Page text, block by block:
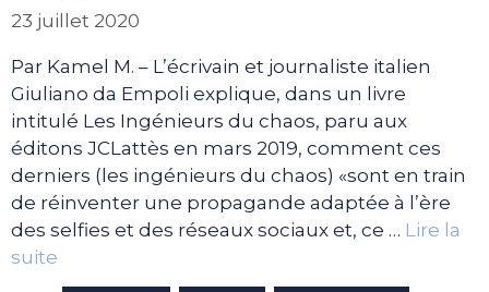
23 juillet 2020
Par Kamel M. – L’écrivain et journaliste italien
Giuliano da Empoli explique, dans un livre
intitulé Les Ingénieurs du chaos, paru aux
éditons JCLattès en mars 2019, comment ces
derniers (les ingénieurs du chaos) «sont en train
de réinventer une propagande adaptée à l’ère
des selfies et des réseaux sociaux et, ce … Lire la
suite